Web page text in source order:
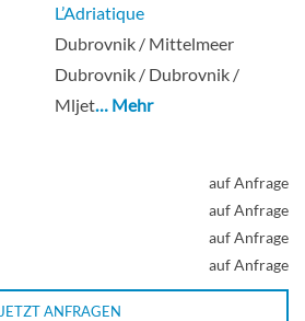
L’Adriatique
Dubrovnik / Mittelmeer
Dubrovnik / Dubrovnik /
Mljet… Mehr
auf Anfrage
auf Anfrage
auf Anfrage
auf Anfrage
JETZT ANFRAGEN